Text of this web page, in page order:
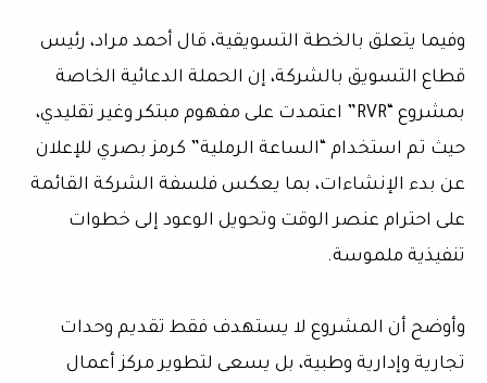
وفيما يتعلق بالخطة التسويقية، قال أحمد مراد، رئيس
قطاع التسويق بالشركة، إن الحملة الدعائية الخاصة
بمشروع “RVR” اعتمدت على مفهوم مبتكر وغير تقليدي،
حيث تم استخدام “الساعة الرملية” كرمز بصري للإعلان
عن بدء الإنشاءات، بما يعكس فلسفة الشركة القائمة
على احترام عنصر الوقت وتحويل الوعود إلى خطوات
تنفيذية ملموسة.
وأوضح أن المشروع لا يستهدف فقط تقديم وحدات
تجارية وإدارية وطبية، بل يسعى لتطوير مركز أعمال